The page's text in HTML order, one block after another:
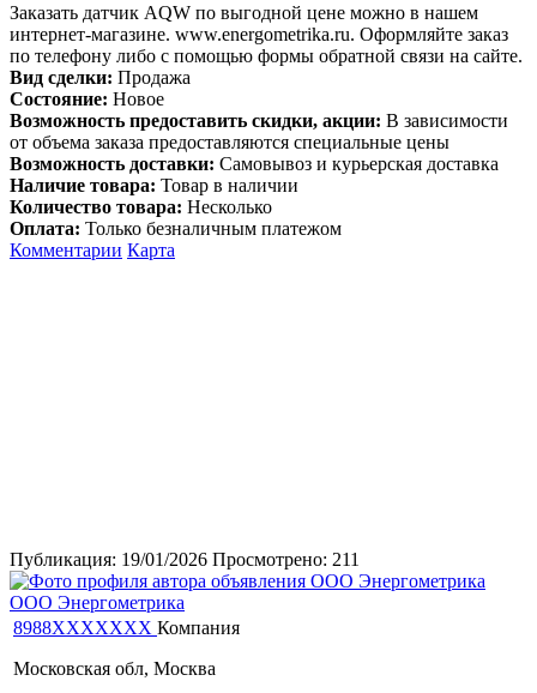
Заказать датчик AQW по выгодной цене можно в нашем
интернет-магазине. www.energometrika.ru. Оформляйте заказ
по телефону либо с помощью формы обратной связи на сайте.
Вид сделки: Продажа
Состояние: Новое
Возможность предоставить скидки, акции: В зависимости
от объема заказа предоставляются специальные цены
Возможность доставки: Самовывоз и курьерская доставка
Наличие товара: Товар в наличии
Количество товара: Несколько
Оплата: Только безналичным платежом
Комментарии Карта
Публикация: 19/01/2026 Просмотрено: 211
ООО Энергометрика
8988XXXXXXX Компания
Московская обл, Москва